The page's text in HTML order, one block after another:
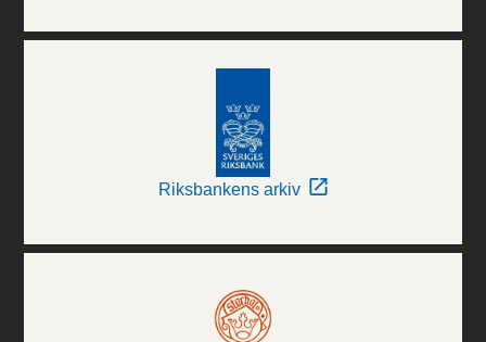
Riksbankens arkiv